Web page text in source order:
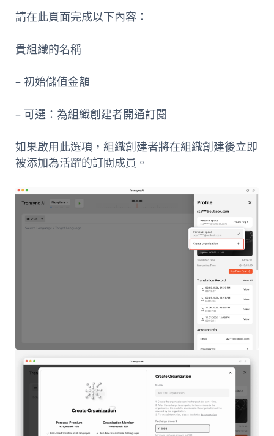
請在此頁面完成以下內容：
貴組織的名稱
– 初始儲值金額
– 可選：為組織創建者開通訂閱
如果啟用此選項，組織創建者將在組織創建後立即
被添加為活躍的訂閱成員。